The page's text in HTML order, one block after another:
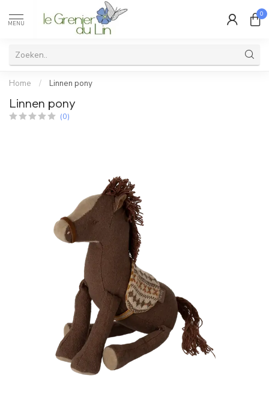
MENU
0
Home / Linnen pony
Linnen pony
(0)